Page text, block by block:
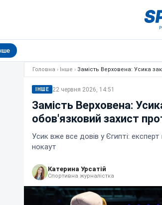
Головна › Інше › Замість Верховена: Усика
ІНШЕ 22 червня 2026, 14:51
Замість Верховена:
обов'язковий захист
Усик вже все довів у Єгипті:
нокаут
Катерина Урсатій
Спортивна журналістка